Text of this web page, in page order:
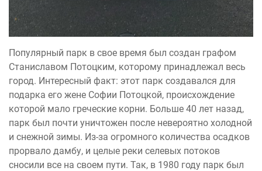
Популярный парк в свое время был создан графом
Станиславом Потоцким, которому принадлежал весь
город. Интересный факт: этот парк создавался для
подарка его жене Софии Потоцкой, происхождение
которой мало греческие корни. Больше 40 лет назад,
парк был почти уничтожен после невероятно холодной
и снежной зимы. Из-за огромного количества осадков
прорвало дамбу, и целые реки селевых потоков
сносили все на своем пути. Так, в 1980 году парк был